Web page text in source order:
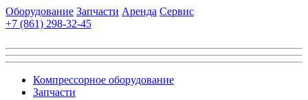
Оборудование Запчасти Аренда Сервис
+7 (861) 298-32-45
Компрессорное оборудование
Запчасти